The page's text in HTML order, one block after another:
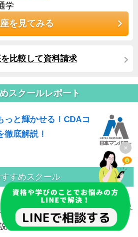
×
学
を見てみる
比較して資料請求
スクールレポート
っと輝かせる！CDAコ
徹底解説！
すすめスクール
と輝かせる！CDAコミュニ
！